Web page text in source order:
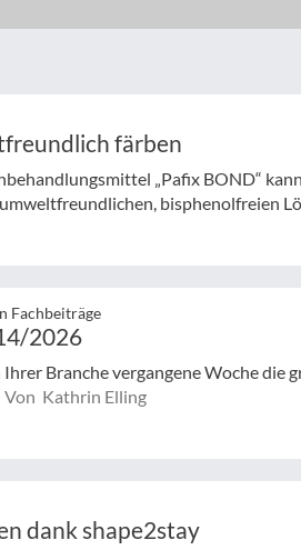
färben
„Pafix BOND“
bisphenolfreien
Fachbeiträge
2026
Branche vergangene Woche die
Von Kathrin Elling
dank shape2stay